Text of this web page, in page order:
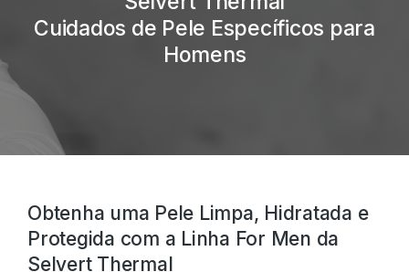
Cuidados de Pele Específicos para
Homens
Obtenha uma Pele Limpa, Hidratada e
Protegida com a Linha For Men da
Selvert Thermal